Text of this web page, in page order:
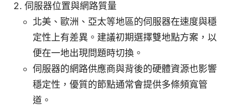
伺服器位置與網路質量
北美、歐洲、亞太等地區的伺服器在速度與穩
定性上有差異。建議初期選擇雙地點方案，以
便在一地出現問題時切換。
伺服器的網路供應商與背後的硬體資源也影響
穩定性，優質的節點通常會提供多條頻寬管
道。